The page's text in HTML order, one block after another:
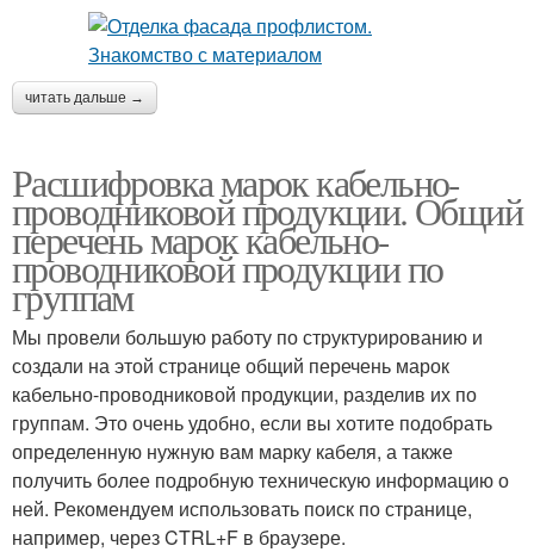
читать дальше →
Расшифровка марок кабельно-
проводниковой продукции. Общий
перечень марок кабельно-
проводниковой продукции по
группам
Мы провели большую работу по структурированию и
создали на этой странице общий перечень марок
кабельно-проводниковой продукции, разделив их по
группам. Это очень удобно, если вы хотите подобрать
определенную нужную вам марку кабеля, а также
получить более подробную техническую информацию о
ней. Рекомендуем использовать поиск по странице,
например, через CTRL+F в браузере.